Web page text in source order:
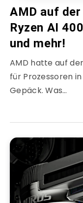
AMD auf der
Ryzen AI
und mehr!
AMD hatte auf
für Prozessoren
Gepäck. Was…